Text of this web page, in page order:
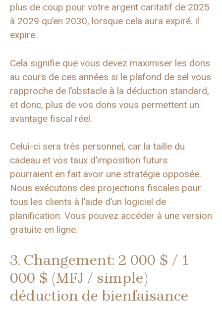
plus de coup pour votre argent caritatif de 2025
à 2029 qu’en 2030, lorsque cela aura expiré. il
expire.
Cela signifie que vous devez maximiser les dons
au cours de ces années si le plafond de sel vous
rapproche de l’obstacle à la déduction standard,
et donc, plus de vos dons vous permettent un
avantage fiscal réel.
Celui-ci sera très personnel, car la taille du
cadeau et vos taux d’imposition futurs
pourraient en fait avoir une stratégie opposée.
Nous exécutons des projections fiscales pour
tous les clients à l’aide d’un logiciel de
planification. Vous pouvez accéder à une version
gratuite en ligne.
3. Changement: 2 000 $ / 1
000 $ (MFJ / simple)
déduction de bienfaisance